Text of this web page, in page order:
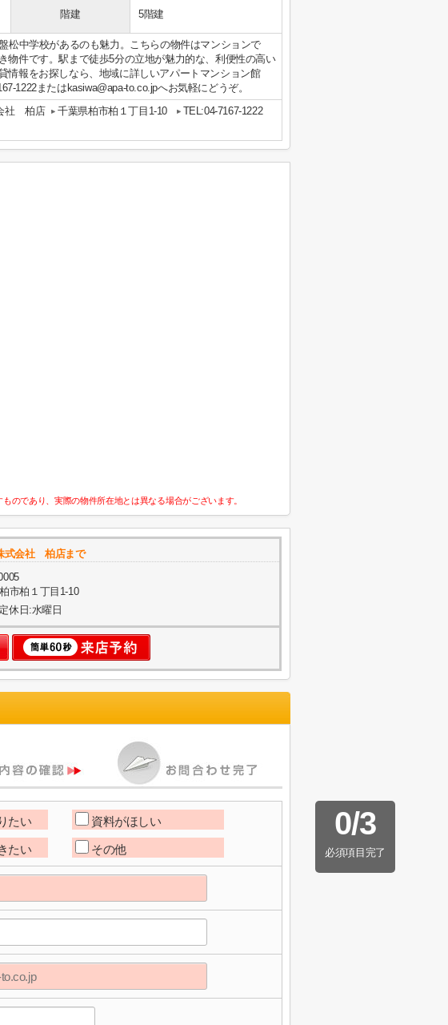
階建 5階建
松中学校があるのも魅力。こちらの物件はマンションで
物件です。駅まで徒歩5分の立地が魅力的な、利便性の高い
情報をお探しなら、地域に詳しいアパートマンション館
1222またはkasiwa@apa-to.co.jpへお気軽にどうぞ。
社 柏店 千葉県柏市柏１丁目1-10
TEL:04-7167-1222
のであり、実際の物件所在地とは異なる場合がございます。
式会社 柏店まで
市柏１丁目1-10
休日:水曜日
0/3
必須項目完了
たい 資料がほしい
たい その他